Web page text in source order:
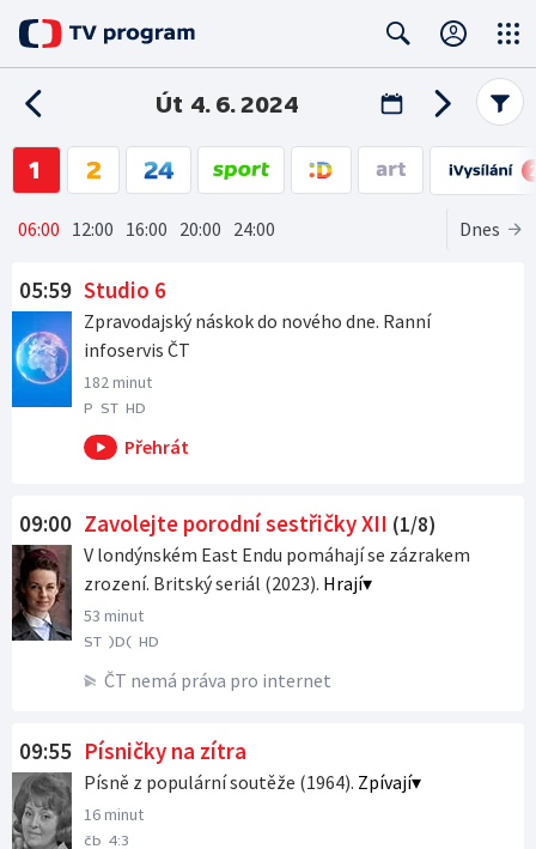
Close
Út 4. 6. 2024
06:00 12:00 16:00 20:00 24:00 Dnes
Ráno od 06:00 na ČT1
05:59 Studio 6
Zpravodajský náskok do nového dne. Ranní
infoservis ČT
182 minut
P ST HD
09:00 Zavolejte porodní sestřičky XII (1/8)
V londýnském East Endu pomáhají se zázrakem
zrození. Britský seriál (2023). Hrají
53 minut
ST )D( HD
ČT nemá práva pro internet
09:55 Písničky na zítra
Písně z populární soutěže (1964). Zpívají
16 minut
čb 4:3